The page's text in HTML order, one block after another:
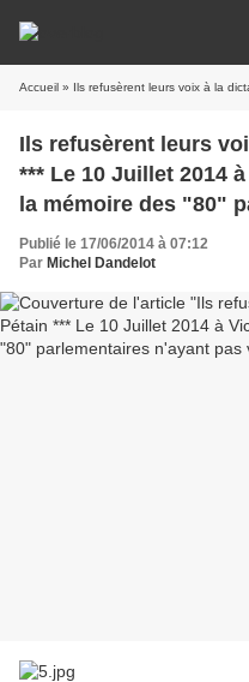
Accueil » Ils refusèrent leurs voix à la dictature de Pétain *** Le 10 Juillet 2014 à
Ils refusèrent leurs
*** Le 10 Juillet 2014
la mémoire des "80"
voté les pleins pouvoir
Publié le 17/06/2014 à 07:12
Par Michel Dandelot